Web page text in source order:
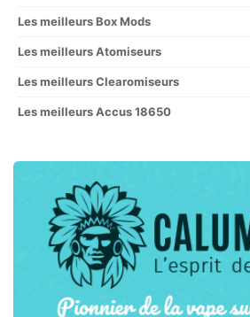
Les meilleurs Box Mods
Les meilleurs Atomiseurs
Les meilleurs Clearomiseurs
Les meilleurs Accus 18650